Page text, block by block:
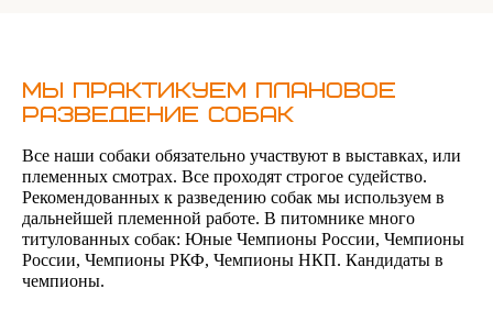
Мы практикуем плановое
разведение собак
Все наши собаки обязательно участвуют в выставках, или
племенных смотрах. Все проходят строгое судейство.
Рекомендованных к разведению собак мы используем в
дальнейшей племенной работе. В питомнике много
титулованных собак: Юные Чемпионы России, Чемпионы
России, Чемпионы РКФ, Чемпионы НКП. Кандидаты в
чемпионы.